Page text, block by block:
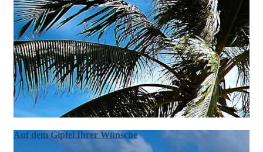
Auf dem Gipfel Ihrer Wünsche